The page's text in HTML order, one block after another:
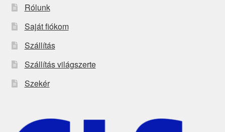
Rólunk
Saját fiókom
Szállítás
Szállítás világszerte
Szekér